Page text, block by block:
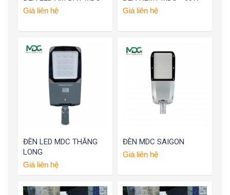
Giá liên hệ Giá liên hệ
ĐÈN LED MDC THĂNG
LONG
Giá liên hệ
ĐÈN MDC SAIGON
Giá liên hệ